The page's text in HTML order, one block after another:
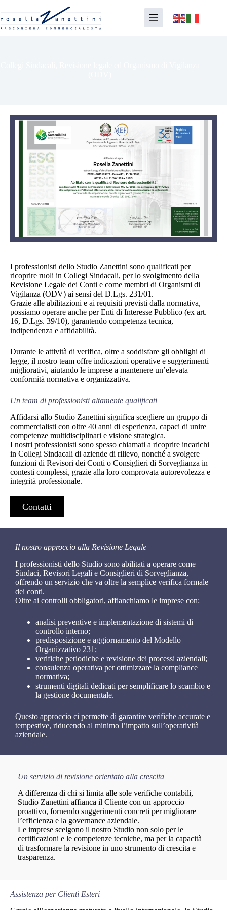
I professionisti dello Studio Zanettini sono qualificati per
ricoprire ruoli in Collegi Sindacali, per lo svolgimento della
Revisione Legale dei Conti e come membri di Organismi di
Vigilanza (ODV) ai sensi del D.Lgs. 231/01.
Grazie alle abilitazioni e ai requisiti previsti dalla normativa,
possiamo operare anche per Enti di Interesse Pubblico (ex art.
16, D.Lgs. 39/10), garantendo competenza tecnica,
indipendenza e affidabilità.
Durante le attività di verifica, oltre a soddisfare gli obblighi di
legge, il nostro team offre indicazioni operative e suggerimenti
migliorativi, aiutando le imprese a mantenere un’elevata
conformità normativa e organizzativa.
Un team di professionisti altamente qualificati
Affidarsi allo Studio Zanettini significa scegliere un gruppo di
commercialisti con oltre 40 anni di esperienza, capaci di unire
competenze multidisciplinari e visione strategica.
I nostri professionisti sono spesso chiamati a ricoprire incarichi
in Collegi Sindacali di aziende di rilievo, nonché a svolgere
funzioni di Revisori dei Conti o Consiglieri di Sorveglianza in
contesti complessi, grazie alla loro comprovata autorevolezza e
integrità professionale.
Contatti
Il nostro approccio alla Revisione Legale
I professionisti dello Studio sono abilitati a operare come
Sindaci, Revisori Legali e Consiglieri di Sorveglianza,
offrendo un servizio che va oltre la semplice verifica formale
dei conti.
Oltre ai controlli obbligatori, affianchiamo le imprese con:
analisi preventive e implementazione di sistemi di
controllo interno;
predisposizione e aggiornamento del Modello
Organizzativo 231;
verifiche periodiche e revisione dei processi aziendali;
consulenza operativa per ottimizzare la compliance
normativa;
strumenti digitali dedicati per semplificare lo scambio e
la gestione documentale.
Questo approccio ci permette di garantire verifiche accurate e
tempestive, riducendo al minimo l’impatto sull’operatività
aziendale.
Un servizio di revisione orientato alla crescita
A differenza di chi si limita alle sole verifiche contabili,
Studio Zanettini affianca il Cliente con un approccio
proattivo, fornendo suggerimenti concreti per migliorare
l’efficienza e la governance aziendale.
Le imprese scelgono il nostro Studio non solo per le
certificazioni e le competenze tecniche, ma per la capacità
di trasformare la revisione in uno strumento di crescita e
trasparenza.
Assistenza per Clienti Esteri